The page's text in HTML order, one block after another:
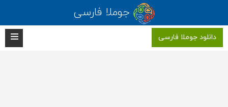
جوملا فارسی
دانلود جوملا فارسی